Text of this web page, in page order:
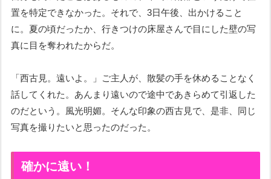
置を特定できなかった。それで、3日午後、出かけること
に。夏の頃だったか、行きつけの床屋さんで目にした壁の写
真に目を奪われたからだ。
「西古見。遠いよ。」ご主人が、散髪の手を休めることなく
話してくれた。あんまり遠いので途中であきらめて引返した
のだという。風光明媚。そんな印象の西古見で、是非、同じ
写真を撮りたいと思ったのだった。
確かに遠い！